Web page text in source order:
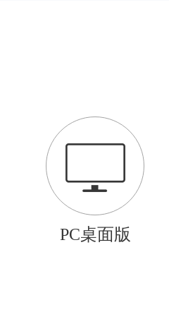
PC桌面版